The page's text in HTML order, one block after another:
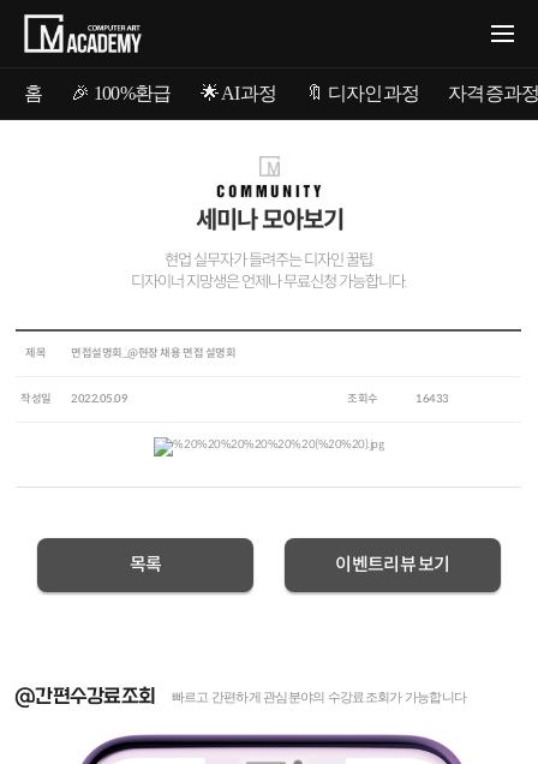
홈 🎉 100%환급 🌟 AI과정 🔖 디자인과정 자격증과
세미나 모아보기
현업 실무자가 들려주는 디자인 꿀팁.
디자이너 지망생은 언제나 무료신청 가능합니다.
제목 면접설명회_@현장 채용 면접 설명회
작성일 2022.05.09 조회수 16433
목록 이벤트리뷰 보기
@간편수강료조회 빠르고 간편하게 관심분야의 수강료조회가 가능합니다